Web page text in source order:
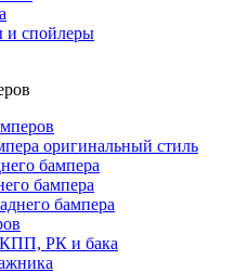
и спойлеры
оригинальный стиль
бампера
бампера
бампера
КПП, РК и бака